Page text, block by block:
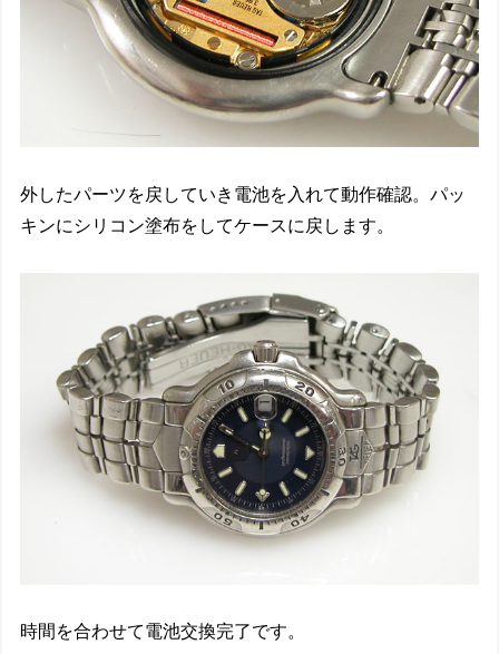
外したパーツを戻していき電池を入れて動作確認。パッ
キンにシリコン塗布をしてケースに戻します。
時間を合わせて電池交換完了です。